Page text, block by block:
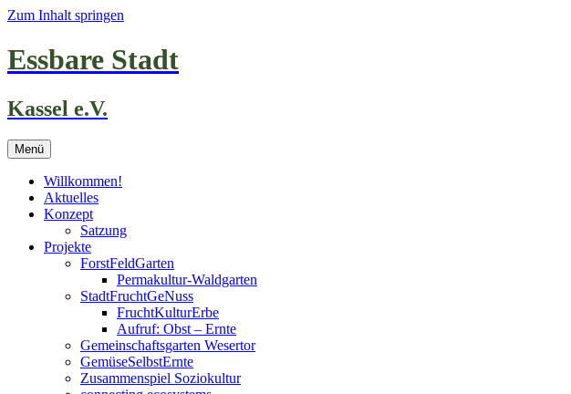
Zum Inhalt springen
Essbare Stadt
Kassel e.V.
Menü
Willkommen!
Aktuelles
Konzept
Satzung
Projekte
ForstFeldGarten
Permakultur-Waldgarten
StadtFruchtGeNuss
FruchtKulturErbe
Aufruf: Obst – Ernte
Gemeinschaftsgarten Wesertor
GemüseSelbstErnte
Zusammenspiel Soziokultur